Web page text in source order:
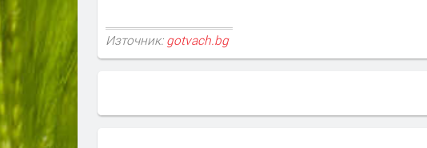
Източник: gotvach.bg